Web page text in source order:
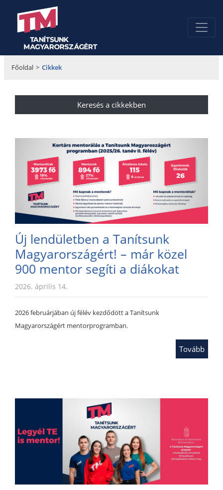
Főoldal > Cikkek
Keresés a cikkekben
Új lendületben a Tanítsunk
Magyarországért! – már közel
900 mentor segíti a diákokat
2026. április 14.
2026 februárjában új félév kezdődött a Tanítsunk
Magyarországért mentorprogramban.
Tovább